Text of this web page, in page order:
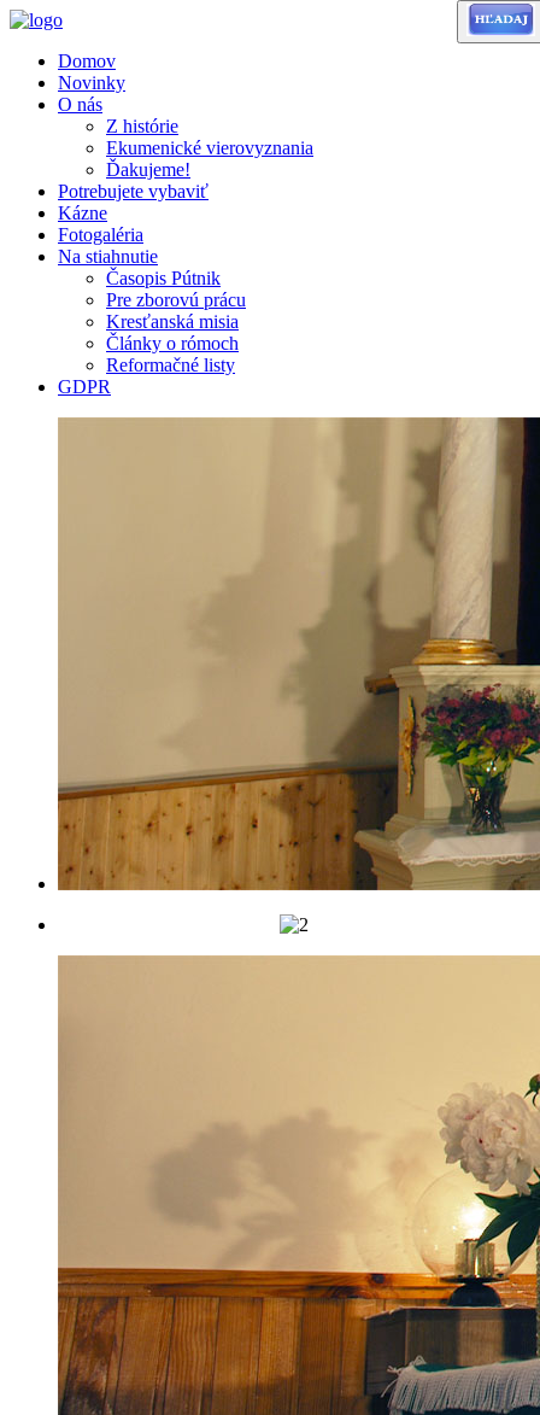
Domov
Novinky
O nás
Z histórie
Ekumenické vierovyznania
Ďakujeme!
Potrebujete vybaviť
Kázne
Fotogaléria
Na stiahnutie
Časopis Pútnik
Pre zborovú prácu
Kresťanská misia
Články o rómoch
Reformačné listy
GDPR